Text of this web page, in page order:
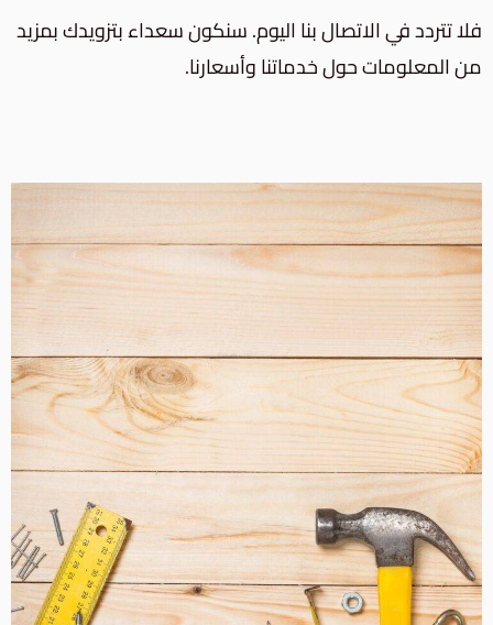
فلا تتردد في الاتصال بنا اليوم. سنكون سعداء بتزويدك بمزيد
من المعلومات حول خدماتنا وأسعارنا.